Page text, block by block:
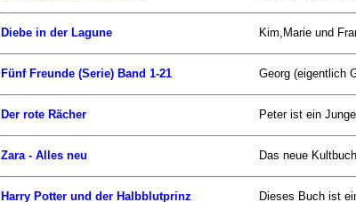
Diebe in der Lagune Kim,Marie und
Fünf Freunde (Serie) Band 1-21 Georg (eigentlich
Der rote Rächer Peter ist ein
Zara - Alles neu Das neue
Harry Potter und der Halbblutprinz Dieses Buch ist